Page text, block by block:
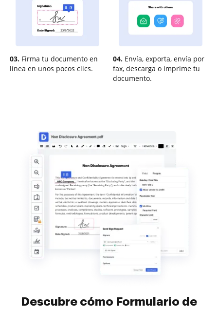
03. Firma tu documento en
línea en unos pocos clics.
04. Envía, exporta, envía por
fax, descarga o imprime tu
documento.
Descubre cómo Formulario de